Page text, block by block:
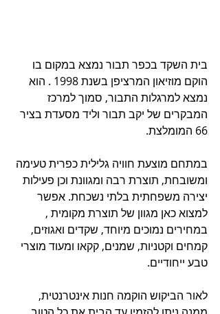
בית השקד בכפר תבור נמצא במקום בו
הוקם מוזיאון המרציפן בשנת 1998 . הוא
נמצא למרגלות התבור, סמוך למרכז
המבקרים של יקב תבור וליד מסעדת בציר
66 המומלצת.
במתחם מוצעת חוויה גלילית כפרית טעימה
ומשובחת, תוצרת רבה ומגוונת וכן פעילות
יצירה משפחתית בלתי נשכחת. אפשר
למצוא כאן מגוון של תוצרת מקומית ,
במחירים נמוכים מיוחד, שקדים ואגוזים,
קמחים וקטניות, שמנים, קקאו ומעוד מוצרי
טבע ייחודיים.
לאור הביקוש הוקמה חנות אינטרנטית,